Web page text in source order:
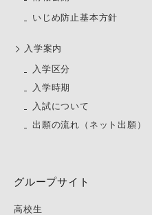
いじめ防止基本方針
⼊学案内
⼊学区分
入学時期
入試について
出願の流れ（ネット出願）
グループサイト
高校生